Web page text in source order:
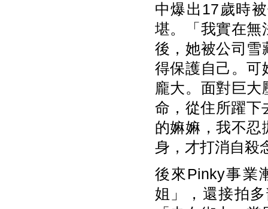
中爆出17歲時
堪。「我實在無
後，她被公司雪
得保護自己。可
龐大。面對巨
命，從住所躍下
的嫲嫲，我不忍
身，才打消自殺
後來Pinky事業
姐」，還接拍